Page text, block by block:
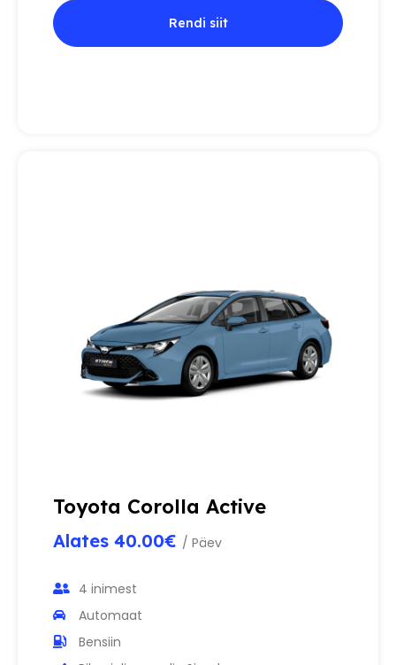
Rendi siit
Toyota Corolla Active
Alates 40.00€ / Päev
4 inimest
Automaat
Bensiin